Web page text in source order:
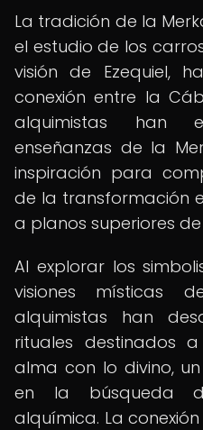
La tradición de la
el estudio de los
visión de Ezequiel,
conexión entre la
alquimistas han
enseñanzas de la
inspiración para
de la transformación
a planos superiores
Al explorar los
visiones místicas
alquimistas han
rituales destinados
alma con lo divino,
en la búsqueda
alquímica. La